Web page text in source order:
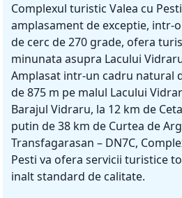
Complexul turistic Valea cu
amplasament de exceptie, intr-
de cerc de 270 grade, ofera
minunata asupra Lacului
Amplasat intr-un cadru natural
de 875 m pe malul Lacului
Barajul Vidraru, la 12 km de
putin de 38 km de Curtea de
Transfagarasan – DN7C,
Pesti va ofera servicii turistice
inalt standard de calitate.